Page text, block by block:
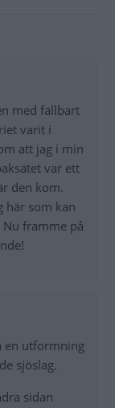
med fällbart
varit i
att jag i min
var ett
den kom.
här som kan
framme på
en utformning
sjöslag.
sidan